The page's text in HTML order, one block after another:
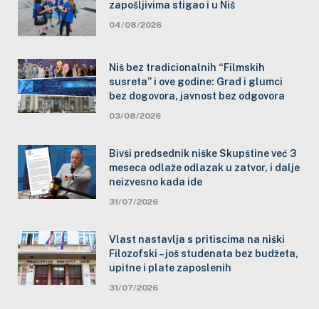
zapošljivima stigao i u Niš
04/08/2026
Niš bez tradicionalnih “Filmskih
susreta” i ove godine: Grad i glumci
bez dogovora, javnost bez odgovora
03/08/2026
Bivši predsednik niške Skupštine već 3
meseca odlaže odlazak u zatvor, i dalje
neizvesno kada ide
31/07/2026
Vlast nastavlja s pritiscima na niški
Filozofski – još studenata bez budžeta,
upitne i plate zaposlenih
31/07/2026